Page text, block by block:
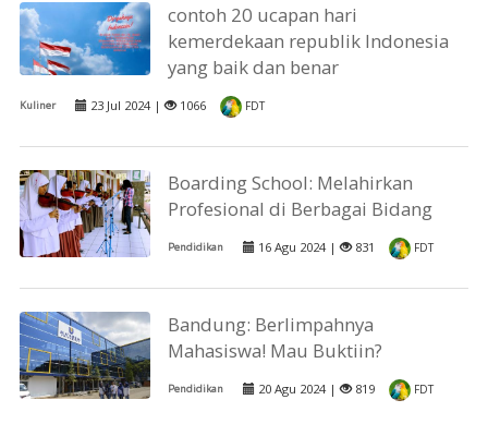
contoh 20 ucapan hari
kemerdekaan republik Indonesia
yang baik dan benar
Kuliner 23 Jul 2024 | 1066 FDT
Boarding School: Melahirkan
Profesional di Berbagai Bidang
Pendidikan 16 Agu 2024 | 831 FDT
Bandung: Berlimpahnya
Mahasiswa! Mau Buktiin?
Pendidikan 20 Agu 2024 | 819 FDT